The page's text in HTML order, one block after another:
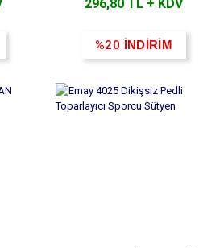
296,80 TL + KDV
%20 İNDİRİM